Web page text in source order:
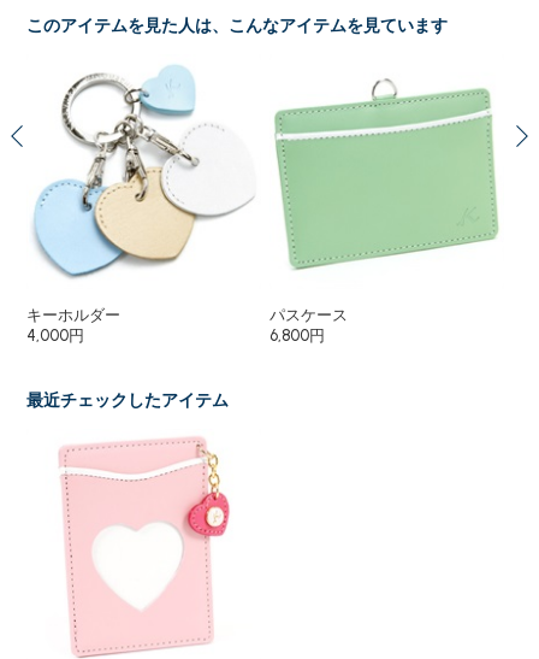
このアイテムを見た人は、こんなアイテムを見ています
キーホルダー
4,000円
パスケース
6,800円
最近チェックしたアイテム